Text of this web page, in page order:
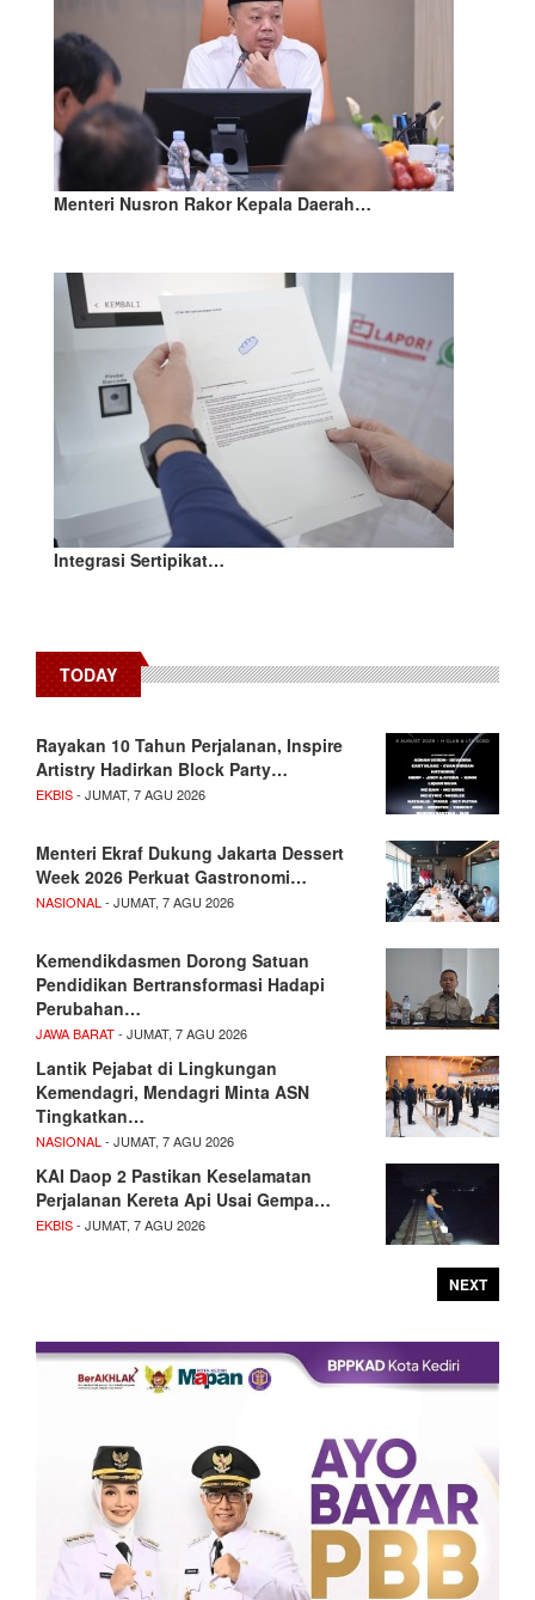
Menteri Nusron Rakor Kepala Daerah…
Integrasi Sertipikat…
TODAY
Rayakan 10 Tahun Perjalanan, Inspire
Artistry Hadirkan Block Party…
EKBIS- JUMAT, 7 AGU 2026
Menteri Ekraf Dukung Jakarta Dessert
Week 2026 Perkuat Gastronomi…
NASIONAL- JUMAT, 7 AGU 2026
Kemendikdasmen Dorong Satuan
Pendidikan Bertransformasi Hadapi
Perubahan…
JAWA BARAT- JUMAT, 7 AGU 2026
Lantik Pejabat di Lingkungan
Kemendagri, Mendagri Minta ASN
Tingkatkan…
NASIONAL- JUMAT, 7 AGU 2026
KAI Daop 2 Pastikan Keselamatan
Perjalanan Kereta Api Usai Gempa…
EKBIS- JUMAT, 7 AGU 2026
NEXT